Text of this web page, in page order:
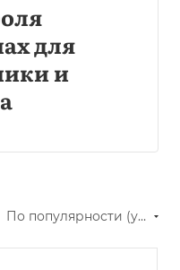
для
и
По популярности (убывание)